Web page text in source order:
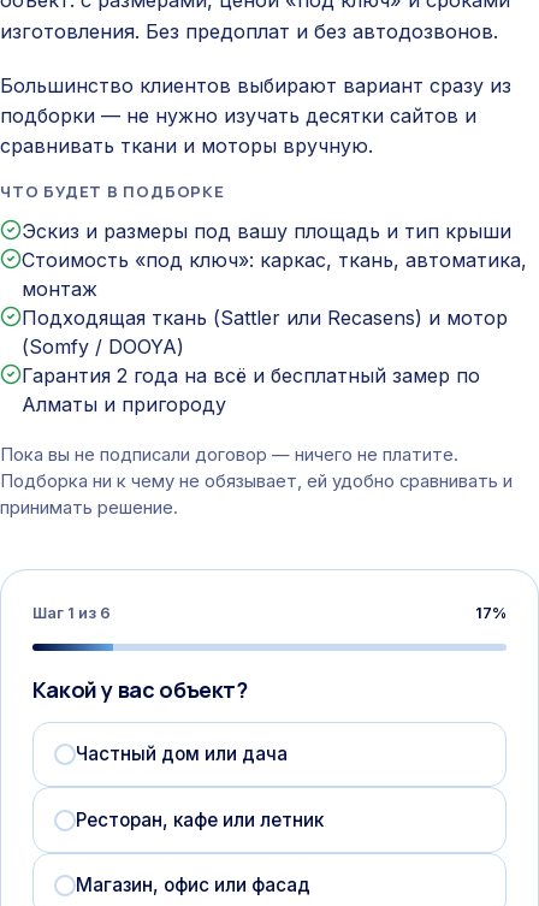
изготовления. Без предоплат и без автодозвонов.
Большинство клиентов выбирают вариант сразу из
подборки — не нужно изучать десятки сайтов и
сравнивать ткани и моторы вручную.
ЧТО БУДЕТ В ПОДБОРКЕ
Эскиз и размеры под вашу площадь и тип крыши
Стоимость «под ключ»: каркас, ткань, автоматика,
монтаж
Подходящая ткань (Sattler или Recasens) и мотор
(Somfy / DOOYA)
Гарантия 2 года на всё и бесплатный замер по
Алматы и пригороду
Пока вы не подписали договор — ничего не платите.
Подборка ни к чему не обязывает, ей удобно сравнивать и
принимать решение.
Шаг 1 из 6 17%
Какой у вас объект?
Частный дом или дача
Ресторан, кафе или летник
Магазин, офис или фасад